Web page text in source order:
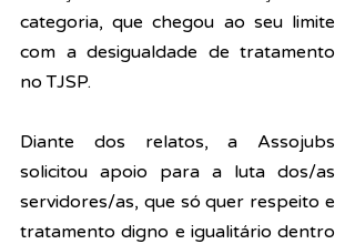
categoria, que chegou ao seu limite
com a desigualdade de tratamento
no TJSP.
Diante dos relatos, a Assojubs
solicitou apoio para a luta dos/as
servidores/as, que só quer respeito e
tratamento digno e igualitário dentro